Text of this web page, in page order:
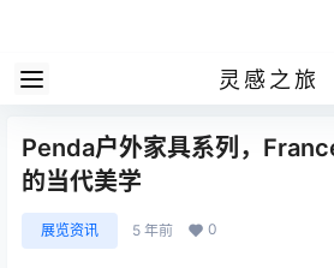
灵感之旅
Penda户外家具系列，
的当代美学
展览资讯 5 年前 0